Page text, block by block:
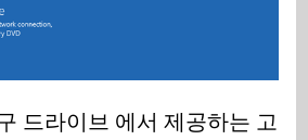
드라이브 에서 제공하는 고